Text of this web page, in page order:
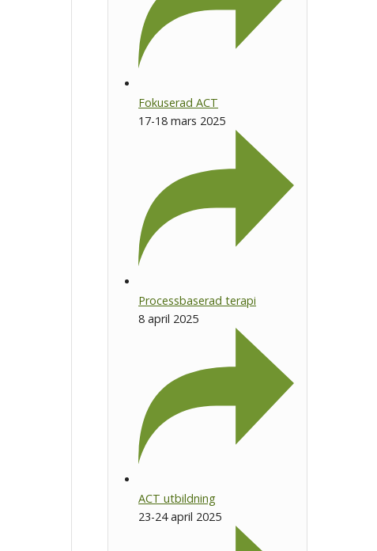
Fokuserad ACT
17-18 mars 2025
Processbaserad terapi
8 april 2025
ACT utbildning
23-24 april 2025